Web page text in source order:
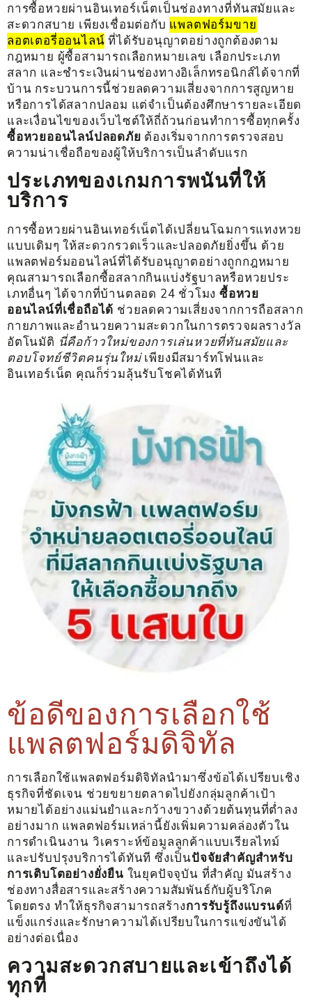
การซื้อหวยผ่านอินเทอร์เน็ตเป็นช่องทางที่ทันสมัยและ
สะดวกสบาย เพียงเชื่อมต่อกับ แพลตฟอร์มขาย
ลอตเตอรี่ออนไลน์ ที่ได้รับอนุญาตอย่างถูกต้องตาม
กฎหมาย ผู้ซื้อสามารถเลือกหมายเลข เลือกประเภท
สลาก และชำระเงินผ่านช่องทางอิเล็กทรอนิกส์ได้จากที่
บ้าน กระบวนการนี้ช่วยลดความเสี่ยงจากการสูญหาย
หรือการได้สลากปลอม แต่จำเป็นต้องศึกษารายละเอียด
และเงื่อนไขของเว็บไซต์ให้ถี่ถ้วนก่อนทำการซื้อทุกครั้ง
ซื้อหวยออนไลน์ปลอดภัย ต้องเริ่มจากการตรวจสอบ
ความน่าเชื่อถือของผู้ให้บริการเป็นลำดับแรก
ประเภทของเกมการพนันที่ให้
บริการ
การซื้อหวยผ่านอินเทอร์เน็ตได้เปลี่ยนโฉมการแทงหวย
แบบเดิมๆ ให้สะดวกรวดเร็วและปลอดภัยยิ่งขึ้น ด้วย
แพลตฟอร์มออนไลน์ที่ได้รับอนุญาตอย่างถูกกฎหมาย
คุณสามารถเลือกซื้อสลากกินแบ่งรัฐบาลหรือหวยประ
เภทอื่นๆ ได้จากที่บ้านตลอด 24 ชั่วโมง ซื้อหวย
ออนไลน์ที่เชื่อถือได้ ช่วยลดความเสี่ยงจากการถือสลาก
กายภาพและอำนวยความสะดวกในการตรวจผลรางวัล
อัตโนมัติ นี่คือก้าวใหม่ของการเล่นหวยที่ทันสมัยและ
ตอบโจทย์ชีวิตคนรุ่นใหม่เพียงมีสมาร์ทโฟนและ
อินเทอร์เน็ต คุณก็ร่วมลุ้นรับโชคได้ทันที
ข้อดีของการเลือกใช้
แพลตฟอร์มดิจิทัล
การเลือกใช้แพลตฟอร์มดิจิทัลนำมาซึ่งข้อได้เปรียบเชิง
ธุรกิจที่ชัดเจน ช่วยขยายตลาดไปยังกลุ่มลูกค้าเป้า
หมายได้อย่างแม่นยำและกว้างขวางด้วยต้นทุนที่ต่ำลง
อย่างมาก แพลตฟอร์มเหล่านี้ยังเพิ่มความคล่องตัวใน
การดำเนินงาน วิเคราะห์ข้อมูลลูกค้าแบบเรียลไทม์
และปรับปรุงบริการได้ทันที ซึ่งเป็นปัจจัยสำคัญสำหรับ
การเติบโตอย่างยั่งยืน ในยุคปัจจุบัน ที่สำคัญ มันสร้าง
ช่องทางสื่อสารและสร้างความสัมพันธ์กับผู้บริโภค
โดยตรง ทำให้ธุรกิจสามารถสร้างการรับรู้ถึงแบรนด์ที่
แข็งแกร่งและรักษาความได้เปรียบในการแข่งขันได้
อย่างต่อเนื่อง
ความสะดวกสบายและเข้าถึงได้
ทุกที่